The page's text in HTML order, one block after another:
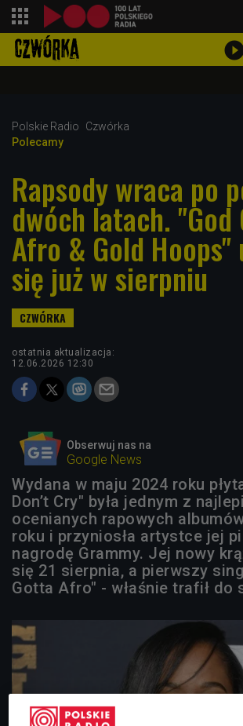
Polskie Radio
Czwórka
Polecamy
Rapsody wraca po
dwóch latach. "God
Afro & Gold Hoops"
się już w sierpniu
ostatnia aktualizacja:
12.06.2026 12:30
Obserwuj nas na
Google News
Wydana w maju 2024 roku
Don’t Cry" była jednym z
ocenianych rapowych
roku i przyniosła artystce jej
nagrodę Grammy. Jej nowy
się 21 sierpnia, a pierwszy
Gotta Afro" - właśnie trafił do